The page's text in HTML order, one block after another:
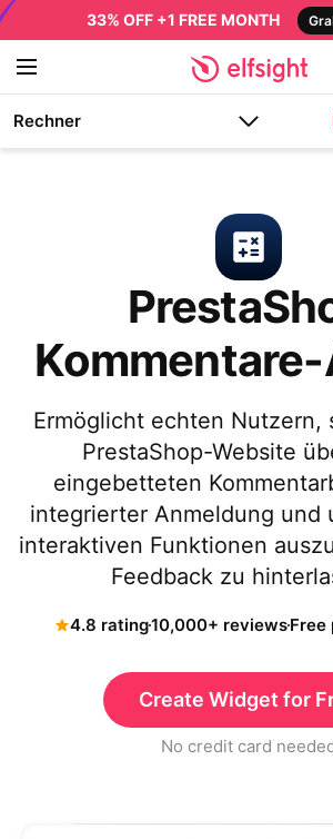
33% OFF +1 FREE MONTH
Rechner
Ermöglicht echten Nutzern,
PrestaShop-Website
eingebetteten
integrierter Anmeldung und
interaktiven Funktionen
Feedback zu
4.8 rating10,000+ reviewsFree
Create Widget for
No credit card